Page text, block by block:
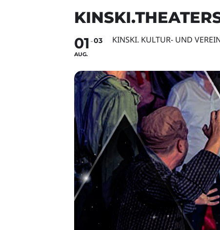
01
AUG.
03 KINSKI. KULTUR- UND